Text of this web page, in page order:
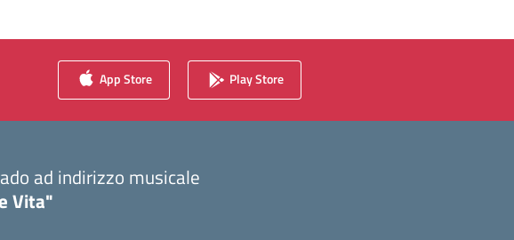
App Store Play Store
ad indirizzo musicale
Vita"